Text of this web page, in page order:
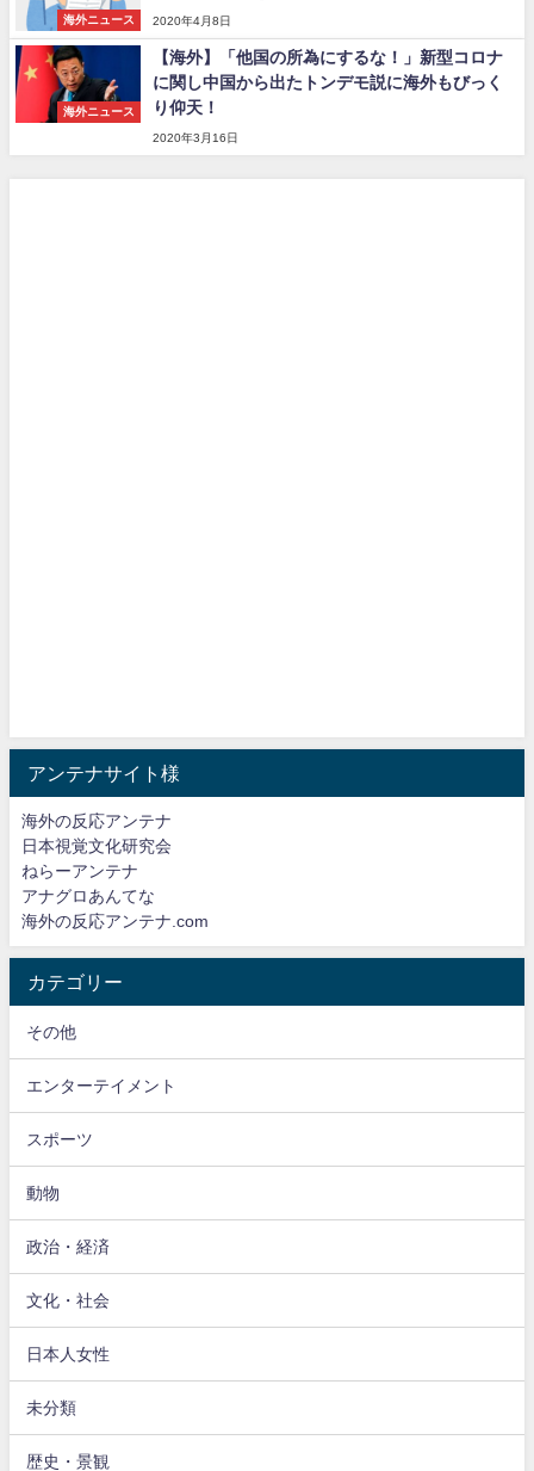
海外ニュース 2020年4月8日
海外ニュース
【海外】「他国の所為にするな！」新型コロナ
に関し中国から出たトンデモ説に海外もびっく
り仰天！
2020年3月16日
アンテナサイト様
海外の反応アンテナ
日本視覚文化研究会
ねらーアンテナ
アナグロあんてな
海外の反応アンテナ.com
カテゴリー
その他
エンターテイメント
スポーツ
動物
政治・経済
文化・社会
日本人女性
未分類
歴史・景観